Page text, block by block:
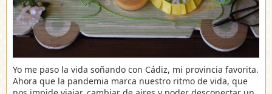
Yo me paso la vida soñando con Cádiz, mi provincia favorita.
Ahora que la pandemia marca nuestro ritmo de vida, que